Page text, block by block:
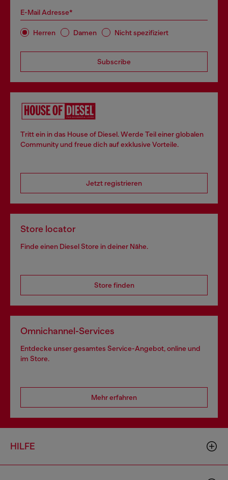
E-Mail Adresse*
Herren Damen Nicht spezifiziert
Subscribe
Tritt ein in das House of Diesel. Werde Teil einer globalen
Community und freue dich auf exklusive Vorteile.
Jetzt registrieren
Store locator
Finde einen Diesel Store in deiner Nähe.
Store finden
Omnichannel-Services
Entdecke unser gesamtes Service-Angebot, online und
im Store.
Mehr erfahren
HILFE